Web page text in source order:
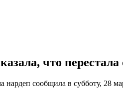
что
сообщила в субботу, 28